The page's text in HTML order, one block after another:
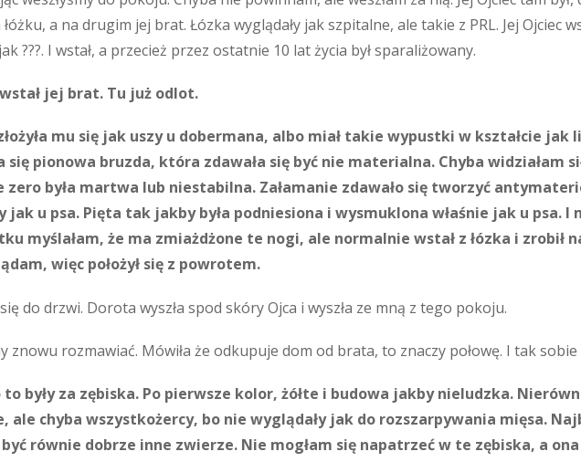
a na drugim jej brat. Łózka wyglądały jak szpitalne, ale takie z PRL. Jej Ojciec
???. I wstał, a przecież przez ostatnie 10 lat życia był sparaliżowany.
jej brat. Tu już odlot.
mu się jak uszy u dobermana, albo miał takie wypustki w kształcie
się pionowa bruzda, która zdawała się być nie materialna. Chyba widziałam
zero była martwa lub niestabilna. Załamanie zdawało się tworzyć
jak u psa. Pięta tak jakby była podniesiona i wysmuklona właśnie jak u psa. I
myślałam, że ma zmiażdżone te nogi, ale normalnie wstał z łózka i zrobił
więc położył się z powrotem.
do drzwi. Dorota wyszła spod skóry Ojca i wyszła ze mną z tego pokoju.
znowu rozmawiać. Mówiła że odkupuje dom od brata, to znaczy połowę. I tak sobie
to były za zębiska. Po pierwsze kolor, żółte i budowa jakby nieludzka.
ale chyba wszystkożercy, bo nie wyglądały jak do rozszarpywania mięsa.
równie dobrze inne zwierze. Nie mogłam się napatrzeć w te zębiska, a ona